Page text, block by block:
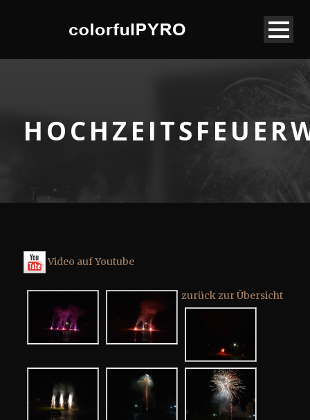
Video auf Youtube
zurück zur Übersicht